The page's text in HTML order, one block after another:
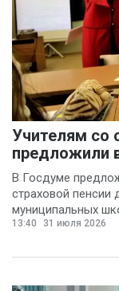
Учителям со
предложили
В Госдуме
страховой пенсии
муниципальных
13:40 31 июля 2026